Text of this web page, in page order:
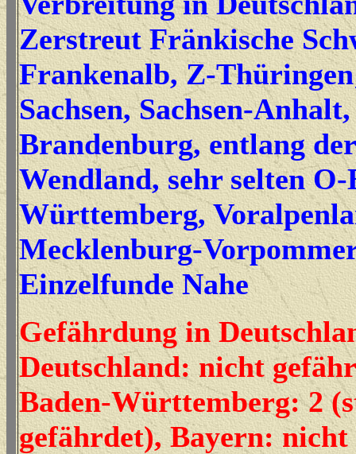
Zerstreut Fränkische
Frankenalb, Z-
Sachsen, Sachsen-Anhalt,
Brandenburg, entlang
Wendland, sehr selten O-
Württemberg,
Mecklenburg-
Einzelfunde Nahe
Gefährdung in
Deutschland: nicht
Baden-Württemberg: 2
gefährdet), Bayern: nicht